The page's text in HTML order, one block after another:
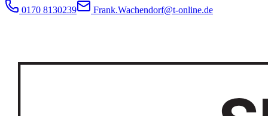
0170 8130239 Frank.Wachendorf@t-online.de